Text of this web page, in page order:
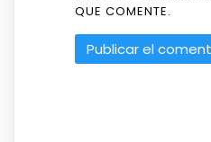
QUE COMENTE.